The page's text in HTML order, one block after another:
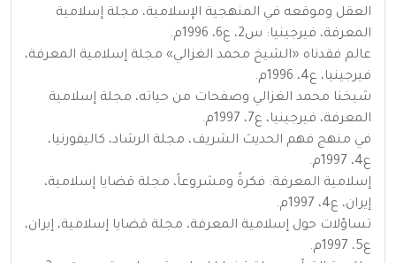
العقل وموقعه في المنهجية الإسلامية، مجلة إسلامية
المعرفة، فيرجينيا: س2، ع6، 1996م.
عالم فقدناه «الشيخ محمد الغزالي» مجلة إسلامية المعرفة،
فيرجينيا، ع4، 1996م.
شيخنا محمد الغزالي وصفحات من حياته، مجلة إسلامية
المعرفة، فيرجينيا، ع7، 1997م.
في منهج فهم الحديث الشريف، مجلة الرشاد، كاليفورنيا،
ع4، 1997م.
إسلامية المعرفة: فكرةً ومشروعاً، مجلة قضايا إسلامية،
إيران، ع4، 1997م.
تساؤلات حول إسلامية المعرفة، مجلة قضايا إسلامية، إيران،
ع5، 1997م.